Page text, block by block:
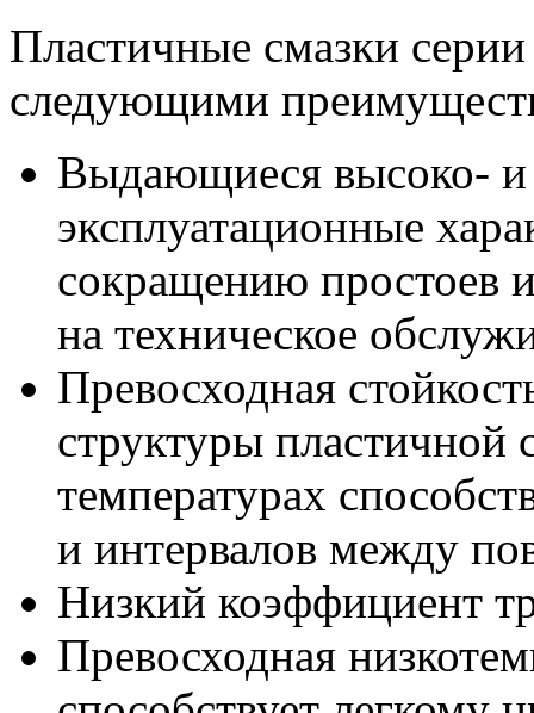
Пластичные смазки
следующими
Выдающиеся высоко- и
эксплуатационные
сокращению простоев
на техническое
Превосходная
структуры пластичной
температурах
и интервалов между
Низкий коэффициент
Превосходная